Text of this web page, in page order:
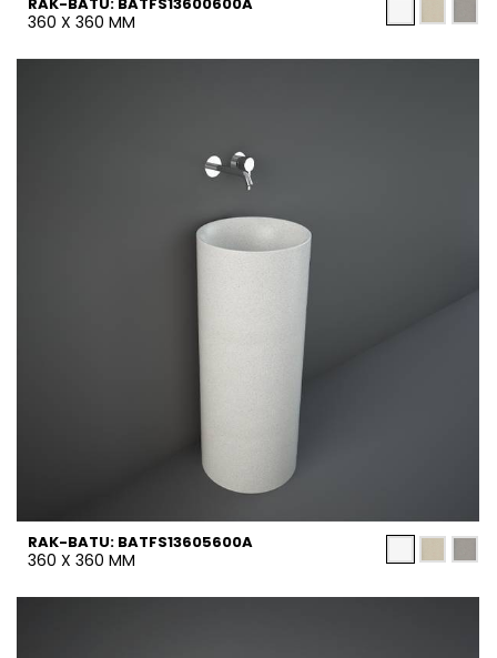
360 X 360 MM
RAK-BATU: BATFS13605600A
360 X 360 MM